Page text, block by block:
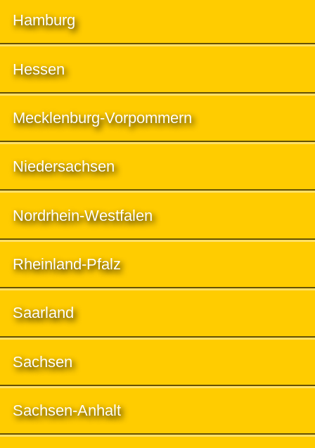
Hamburg
Hessen
Mecklenburg-Vorpommern
Niedersachsen
Nordrhein-Westfalen
Rheinland-Pfalz
Saarland
Sachsen
Sachsen-Anhalt